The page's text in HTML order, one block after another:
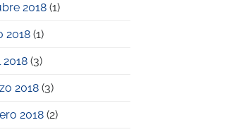
2018(1)
2018(1)
(3)
2018(3)
2018(2)